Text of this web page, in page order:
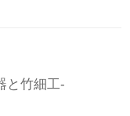
と竹細工-